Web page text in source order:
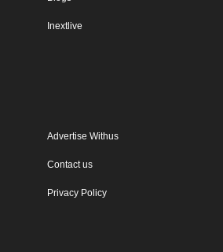
Inextlive
Advertise Withus
Contact us
Privacy Policy